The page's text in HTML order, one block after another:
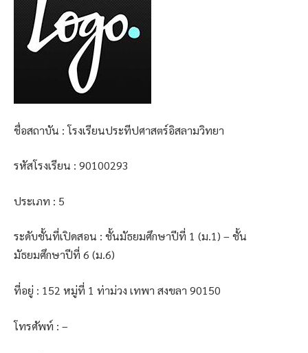
ชื่อสถาบัน : โรงเรียนประทีปศาสตร์อิสลามวิทยา
รหัสโรงเรียน : 90100293
ประเภท : 5
ระดับชั้นที่เปิดสอน : ชั้นมัธยมศึกษาปีที่ 1 (ม.1) – ชั้น
มัธยมศึกษาปีที่ 6 (ม.6)
ที่อยู่ : 152 หมู่ที่ 1 ท่าม่วง เทพา สงขลา 90150
โทรศัพท์ : –